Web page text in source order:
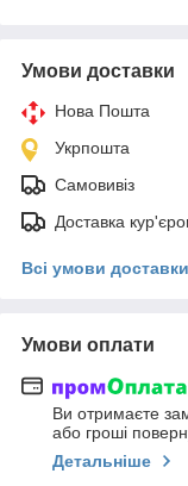
Умови доставки
Нова Пошта
Укрпошта
Самовивіз
Доставка
Всі умови доставки
Умови оплати
Ви отримаєте
або гроші
Детальніше